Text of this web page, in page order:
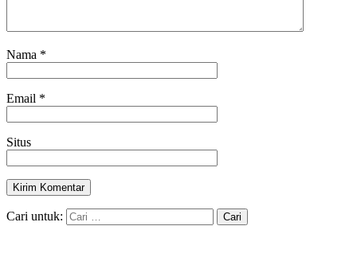
Nama *
Email *
Situs
Cari untuk: